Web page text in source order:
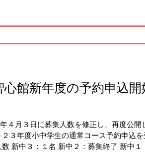
館新年度の予約申込開
４月３日に募集人数を修正し、再度公開
３年度小中学生の通常コース予約申込を
新中３：１名 新中２：募集終了 新中１